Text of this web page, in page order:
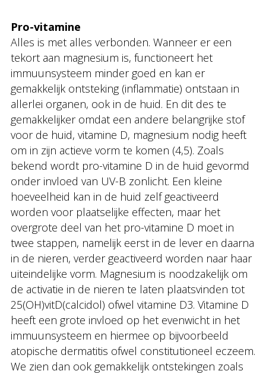
Pro-vitamine
Alles is met alles verbonden. Wanneer er een
tekort aan magnesium is, functioneert het
immuunsysteem minder goed en kan er
gemakkelijk ontsteking (inflammatie) ontstaan in
allerlei organen, ook in de huid. En dit des te
gemakkelijker omdat een andere belangrijke stof
voor de huid, vitamine D, magnesium nodig heeft
om in zijn actieve vorm te komen (4,5). Zoals
bekend wordt pro-vitamine D in de huid gevormd
onder invloed van UV-B zonlicht. Een kleine
hoeveelheid kan in de huid zelf geactiveerd
worden voor plaatselijke effecten, maar het
overgrote deel van het pro-vitamine D moet in
twee stappen, namelijk eerst in de lever en daarna
in de nieren, verder geactiveerd worden naar haar
uiteindelijke vorm. Magnesium is noodzakelijk om
de activatie in de nieren te laten plaatsvinden tot
25(OH)vitD(calcidol) ofwel vitamine D3. Vitamine D
heeft een grote invloed op het evenwicht in het
immuunsysteem en hiermee op bijvoorbeeld
atopische dermatitis ofwel constitutioneel eczeem.
We zien dan ook gemakkelijk ontstekingen zoals